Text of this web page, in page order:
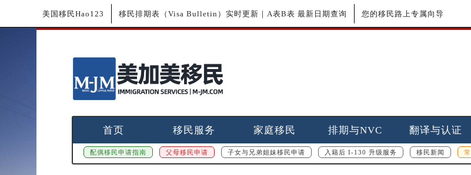
美国移民Hao123 移民排期表（Visa Bulletin）实时更新｜A表B表 最新日期查询 您的移民路上专属向导
首页 移民服务 家庭移民 排期与NVC 翻译与认证
配偶移民申请指南 父母移民申请 子女与兄弟姐妹移民申请 入籍后 I-130 升级服务 移民新闻